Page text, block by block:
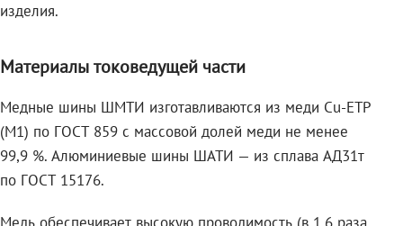
изделия.
Материалы токоведущей части
Медные шины ШМТИ изготавливаются из меди Cu-ETP
(M1) по ГОСТ 859 с массовой долей меди не менее
99,9 %. Алюминиевые шины ШАТИ — из сплава АД31т
по ГОСТ 15176.